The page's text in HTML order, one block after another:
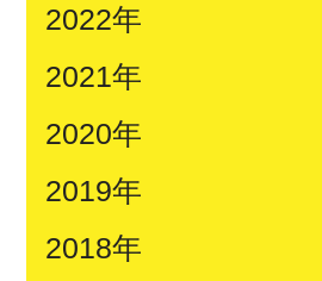
2022年
2021年
2020年
2019年
2018年